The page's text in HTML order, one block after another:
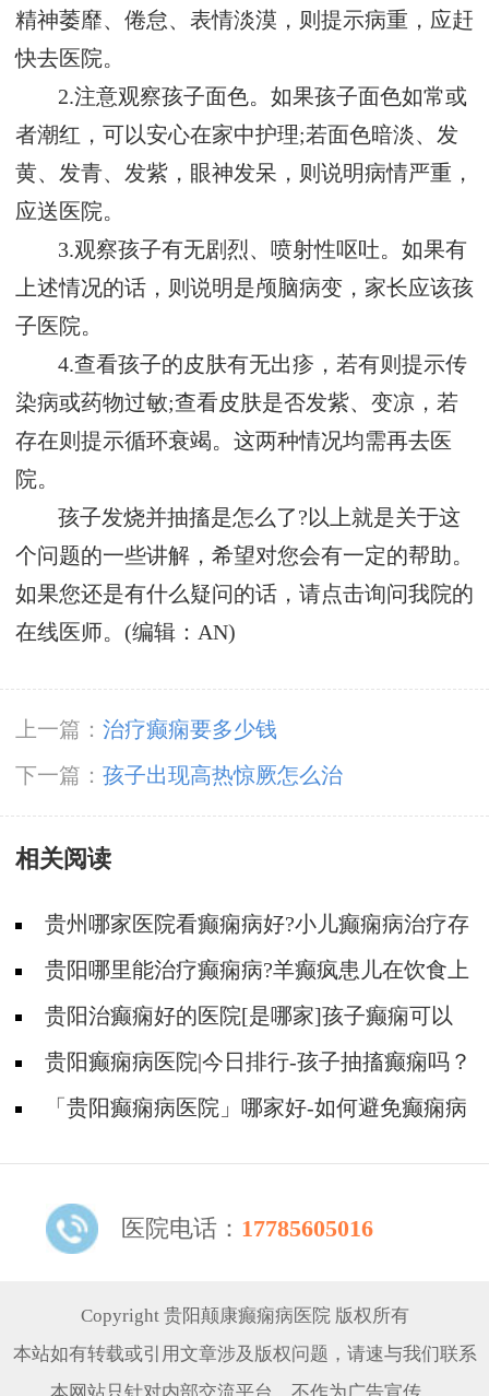
精神萎靡、倦怠、表情淡漠，则提示病重，应赶
快去医院。
2.注意观察孩子面色。如果孩子面色如常或
者潮红，可以安心在家中护理;若面色暗淡、发
黄、发青、发紫，眼神发呆，则说明病情严重，
应送医院。
3.观察孩子有无剧烈、喷射性呕吐。如果有
上述情况的话，则说明是颅脑病变，家长应该孩
子医院。
4.查看孩子的皮肤有无出疹，若有则提示传
染病或药物过敏;查看皮肤是否发紫、变凉，若
存在则提示循环衰竭。这两种情况均需再去医
院。
孩子发烧并抽搐是怎么了?以上就是关于这
个问题的一些讲解，希望对您会有一定的帮助。
如果您还是有什么疑问的话，请点击询问我院的
在线医师。(编辑：AN)
上一篇： 治疗癫痫要多少钱
下一篇： 孩子出现高热惊厥怎么治
相关阅读
贵州哪家医院看癫痫病好?小儿癫痫病治疗存
在哪些误区?
贵阳哪里能治疗癫痫病?羊癫疯患儿在饮食上
有什么需要注意的吗?
贵阳治癫痫好的医院[是哪家]孩子癫痫可以
治疗吗？
贵阳癫痫病医院|今日排行-孩子抽搐癫痫吗？
「贵阳癫痫病医院」哪家好-如何避免癫痫病
医院电话： 17785605016
Copyright 贵阳颠康癫痫病医院 版权所有
本站如有转载或引用文章涉及版权问题，请速与我们联系